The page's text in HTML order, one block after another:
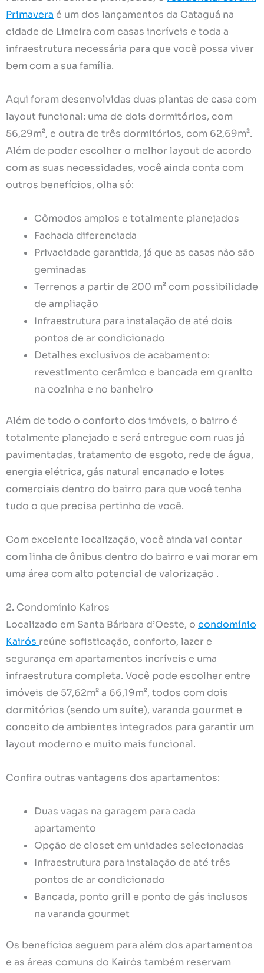
Primavera é um dos lançamentos da Cataguá na
cidade de Limeira com casas incríveis e toda a
infraestrutura necessária para que você possa viver
bem com a sua família.
Aqui foram desenvolvidas duas plantas de casa com
layout funcional: uma de dois dormitórios, com
56,29m², e outra de três dormitórios, com 62,69m².
Além de poder escolher o melhor layout de acordo
com as suas necessidades, você ainda conta com
outros benefícios, olha só:
Cômodos amplos e totalmente planejados
Fachada diferenciada
Privacidade garantida, já que as casas não são
geminadas
Terrenos a partir de 200 m² com possibilidade
de ampliação
Infraestrutura para instalação de até dois
pontos de ar condicionado
Detalhes exclusivos de acabamento:
revestimento cerâmico e bancada em granito
na cozinha e no banheiro
Além de todo o conforto dos imóveis, o bairro é
totalmente planejado e será entregue com ruas já
pavimentadas, tratamento de esgoto, rede de água,
energia elétrica, gás natural encanado e lotes
comerciais dentro do bairro para que você tenha
tudo o que precisa pertinho de você.
Com excelente localização, você ainda vai contar
com linha de ônibus dentro do bairro e vai morar em
uma área com alto potencial de valorização .
2. Condomínio Kaíros
Localizado em Santa Bárbara d’Oeste, o condomínio
Kairós reúne sofisticação, conforto, lazer e
segurança em apartamentos incríveis e uma
infraestrutura completa. Você pode escolher entre
imóveis de 57,62m² a 66,19m², todos com dois
dormitórios (sendo um suíte), varanda gourmet e
conceito de ambientes integrados para garantir um
layout moderno e muito mais funcional.
Confira outras vantagens dos apartamentos:
Duas vagas na garagem para cada
apartamento
Opção de closet em unidades selecionadas
Infraestrutura para instalação de até três
pontos de ar condicionado
Bancada, ponto grill e ponto de gás inclusos
na varanda gourmet
Os benefícios seguem para além dos apartamentos
e as áreas comuns do Kairós também reservam